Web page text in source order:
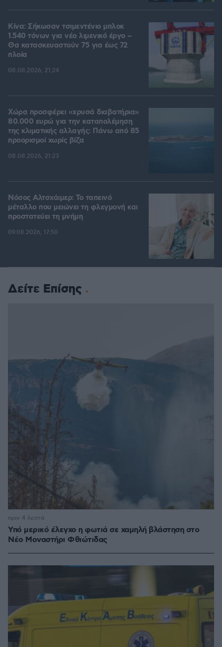
Κίνα: Σήκωσαν τσιμεντένιο μπλοκ
1.540 τόνων για νέο λιμενικό έργο –
Θα κατασκευαστούν 75 για έως 72
πλοία
08.08.2026, 21:24
Χώρα προσφέρει «χρυσά διαβατήρια»
80.000 ευρώ για την καταπολέμηση
της κλιματικής αλλαγής: Πάνω από 85
προορισμοί χωρίς βίζα
08.08.2026, 21:23
Νόσος Αλτσχάιμερ: Το ταπεινό
μέταλλο που μειώνει τη φλεγμονή και
προστατεύει τη μνήμη
09.08.2026, 17:50
Δείτε Επίσης
Υπό μερικό έλεγχο η φωτιά σε χαμηλή βλάστηση στο
Νέο Μοναστήρι Φθιώτιδας
πριν 4 λεπτά